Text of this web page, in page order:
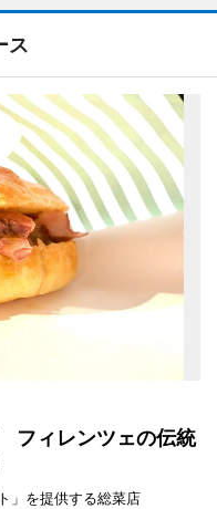
ス
フィレンツェの伝統
」を提供する総菜店